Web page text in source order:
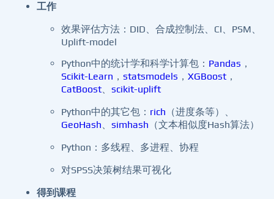
工作
效果评估方法：DID、合成控制法、CI、PSM、
Uplift-model
Python中的统计学和科学计算包： Pandas ，
Scikit-Learn ， statsmodels ， XGBoost，
CatBoost、 scikit-uplift
Python中的其它包： rich （进度条等）、
GeoHash、 simhash （文本相似度Hash算法）
Python：多线程、多进程、协程
对SPSS决策树结果可视化
得到课程